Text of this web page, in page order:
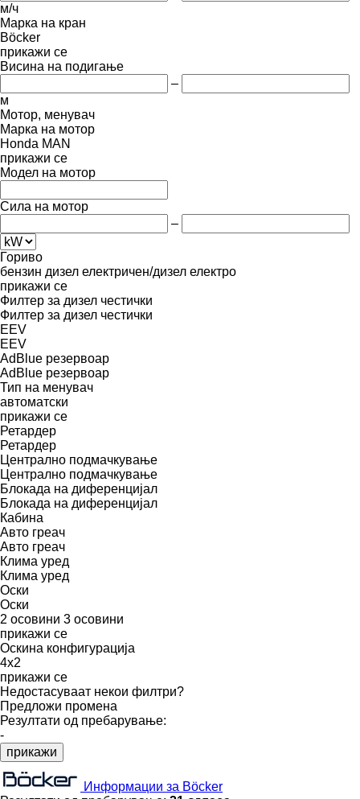
м/ч
Марка на кран
Böcker
прикажи се
Висина на подигање
–
м
Мотор, менувач
Марка на мотор
Honda MAN
прикажи се
Модел на мотор
Сила на мотор
–
Гориво
бензин дизел електричен/дизел електро
прикажи се
Филтер за дизел честички
Филтер за дизел честички
EEV
EEV
AdBlue резервоар
AdBlue резервоар
Тип на менувач
автоматски
прикажи се
Ретардер
Ретардер
Централно подмачкување
Централно подмачкување
Блокада на диференцијал
Блокада на диференцијал
Кабина
Авто греач
Авто греач
Клима уред
Клима уред
Оски
Оски
2 осовини 3 осовини
прикажи се
Оскина конфигурација
4x2
прикажи се
Недостасуваат некои филтри?
Предложи промена
Резултати од пребарување:
-
прикажи
Информации за Böcker